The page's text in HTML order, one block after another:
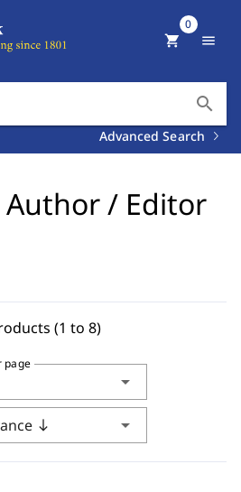
search
Advanced Search
shopping_cart
0
menu
Author / Editor
(1 to 8)
arrow_drop_down
page
south arrow_drop_down